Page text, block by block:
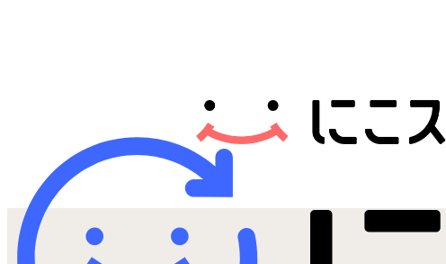
ニュース
にこスマ通信
マイページ